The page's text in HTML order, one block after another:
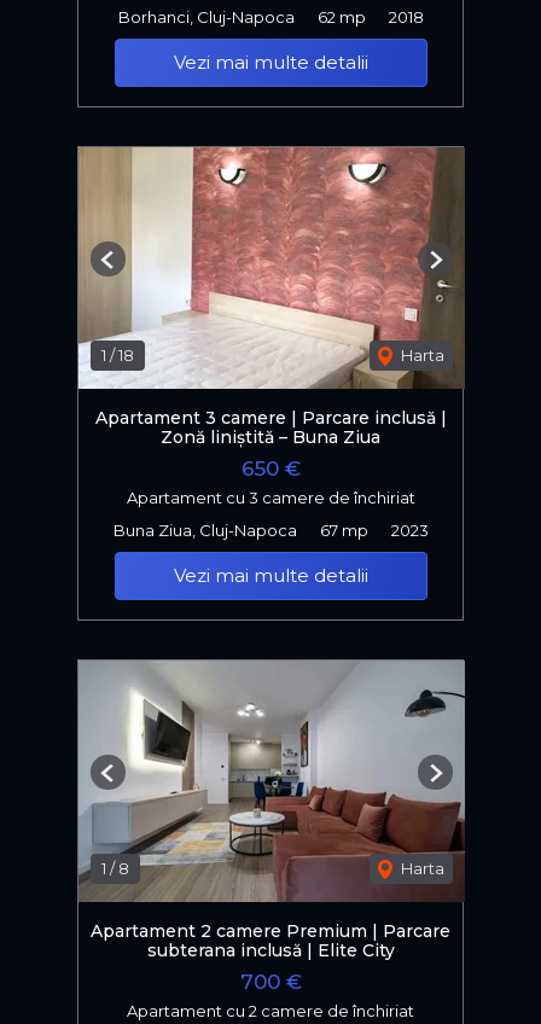
Borhanci, Cluj-Napoca
62 mp 2018
Vezi mai multe detalii
1 /18 Harta
Previous Next
Apartament 3 camere | Parcare inclusă |
Zonă liniștită – Buna Ziua
650 €
Apartament cu 3 camere de închiriat
Buna Ziua, Cluj-Napoca
67 mp 2023
Vezi mai multe detalii
1 /8 Harta
Previous Next
Apartament 2 camere Premium | Parcare
subterana inclusă | Elite City
700 €
Apartament cu 2 camere de închiriat